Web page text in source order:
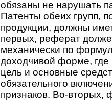
обязаны не нарушать
Патенты обеих групп,
продукции, должны
первых, реферат
механически по
доходчивой форме, где
цель и основные
обязательного
признаков. Во-вторых,